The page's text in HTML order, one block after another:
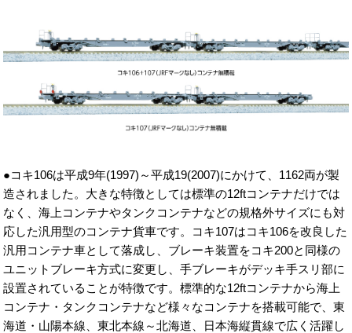
●コキ106は平成9年(1997)～平成19(2007)にかけて、1162両が製
造されました。大きな特徴としては標準の12ftコンテナだけでは
なく、海上コンテナやタンクコンテナなどの規格外サイズにも対
応した汎用型のコンテナ貨車です。コキ107はコキ106を改良した
汎用コンテナ車として落成し、ブレーキ装置をコキ200と同様の
ユニットブレーキ方式に変更し、手ブレーキがデッキ手スリ部に
設置されていることが特徴です。標準的な12ftコンテナから海上
コンテナ・タンクコンテナなど様々なコンテナを搭載可能で、東
海道・山陽本線、東北本線～北海道、日本海縦貫線で広く活躍し